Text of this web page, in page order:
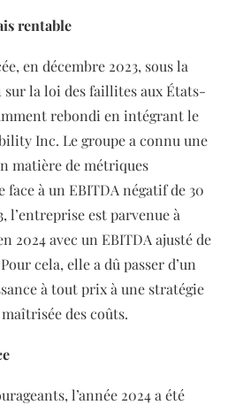
rentable
en décembre 2023, sous la
sur la loi des faillites aux États-
rebondi en intégrant le
Inc. Le groupe a connu une
matière de métriques
à un EBITDA négatif de 30
l’entreprise est parvenue à
2024 avec un EBITDA ajusté de
cela, elle a dû passer d’un
à tout prix à une stratégie
des coûts.
l’année 2024 a été